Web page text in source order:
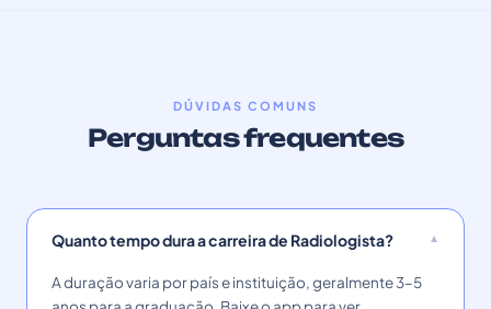
DÚVIDAS COMUNS
Perguntas frequentes
Quanto tempo dura a carreira de Radiologista?
A duração varia por país e instituição, geralmente 3–5